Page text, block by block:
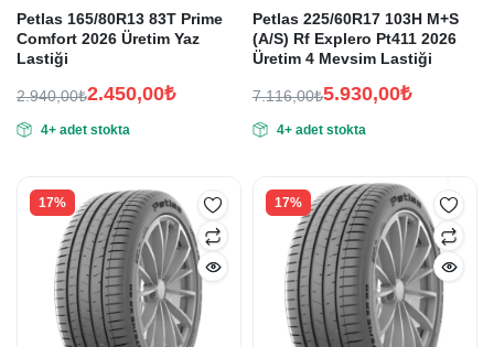
Petlas 165/80R13 83T Prime
Comfort 2026 Üretim Yaz
Lastiği
2.940,00₺
fiyat:
2.450,00₺
andaki
2.450,00₺.
4+ adet stokta
Petlas 225/60R17 103H M+S
(A/S) Rf Explero Pt411 2026
Üretim 4 Mevsim Lastiği
7.116,00₺
fiyat:
5.930,00₺
andaki
5.930,00₺.
4+ adet stokta
17% 17%